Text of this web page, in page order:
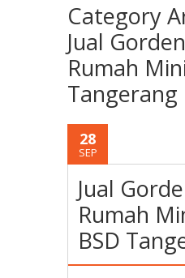
Category
Jual
Rumah
Tangerang
28
SEP
Jual
Rumah
BSD